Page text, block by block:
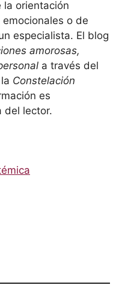
la orientación
o de
especialista. El blog
amorosas,
a través del
Constelación
es
del lector.